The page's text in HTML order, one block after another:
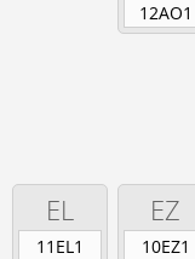
12AO1
EL
11EL1
EZ
10EZ1